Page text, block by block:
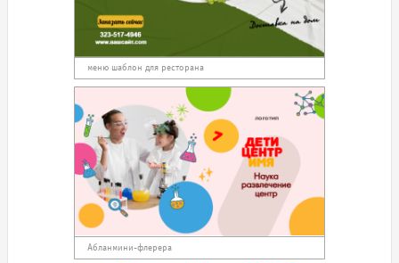
меню шаблон для ресторана
Абланмини-флерера